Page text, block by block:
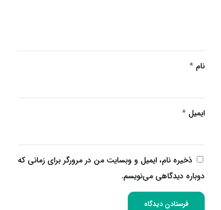
نام *
ایمیل *
ذخیره نام، ایمیل و وبسایت من در مرورگر برای زمانی که
دوباره دیدگاهی می‌نویسم.